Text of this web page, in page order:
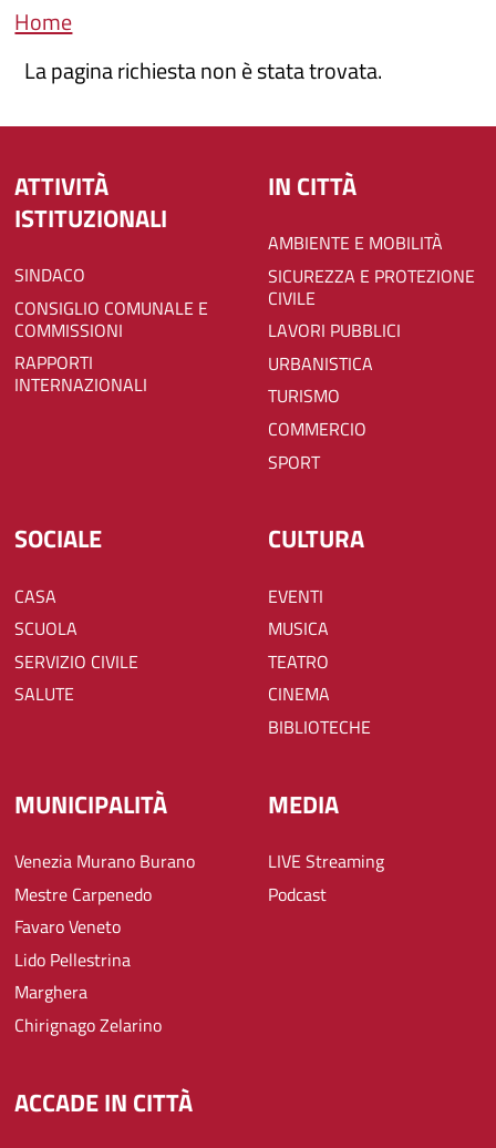
Briciole di pane
Home
La pagina richiesta non è stata trovata.
ATTIVITÀ
ISTITUZIONALI
SINDACO
CONSIGLIO COMUNALE E
COMMISSIONI
RAPPORTI
INTERNAZIONALI
IN CITTÀ
AMBIENTE E MOBILITÀ
SICUREZZA E PROTEZIONE
CIVILE
LAVORI PUBBLICI
URBANISTICA
TURISMO
COMMERCIO
SPORT
SOCIALE
CASA
SCUOLA
SERVIZIO CIVILE
SALUTE
CULTURA
EVENTI
MUSICA
TEATRO
CINEMA
BIBLIOTECHE
MUNICIPALITÀ
Venezia Murano Burano
Mestre Carpenedo
Favaro Veneto
Lido Pellestrina
Marghera
Chirignago Zelarino
MEDIA
LIVE Streaming
Podcast
ACCADE IN CITTÀ